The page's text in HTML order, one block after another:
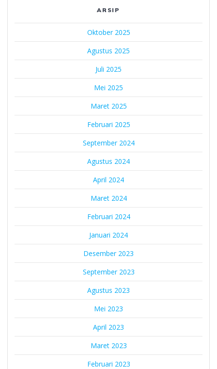
ARSIP
Oktober 2025
Agustus 2025
Juli 2025
Mei 2025
Maret 2025
Februari 2025
September 2024
Agustus 2024
April 2024
Maret 2024
Februari 2024
Januari 2024
Desember 2023
September 2023
Agustus 2023
Mei 2023
April 2023
Maret 2023
Februari 2023